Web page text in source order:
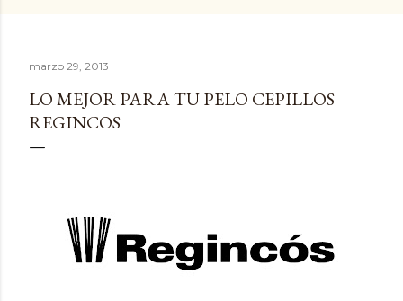
marzo 29, 2013
LO MEJOR PARA TU PELO CEPILLOS
REGINCOS